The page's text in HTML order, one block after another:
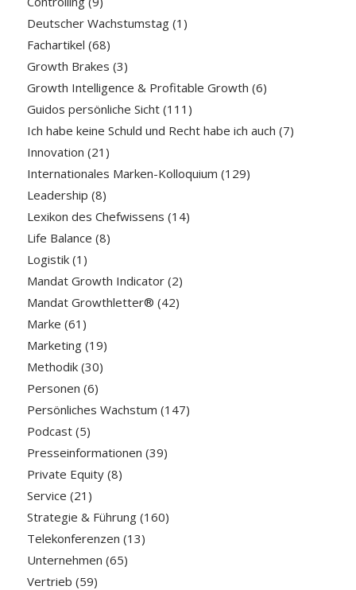
Deutscher Wachstumstag(1)
Fachartikel (68)
Growth Brakes (3)
Growth Intelligence & Profitable Growth (6)
Guidos persönliche Sicht(111)
Ich habe keine Schuld und Recht habe ich auch (7)
Innovation (21)
Internationales Marken-Kolloquium (129)
Leadership (8)
Lexikon des Chefwissens (14)
Life Balance (8)
Logistik(1)
Mandat Growth Indicator(2)
Mandat Growthletter® (42)
Marke (61)
Marketing(19)
Methodik(30)
Personen (6)
Persönliches Wachstum (147)
Podcast(5)
Presseinformationen (39)
Private Equity(8)
Service (21)
Strategie & Führung(160)
Telekonferenzen (13)
Unternehmen (65)
Vertrieb (59)